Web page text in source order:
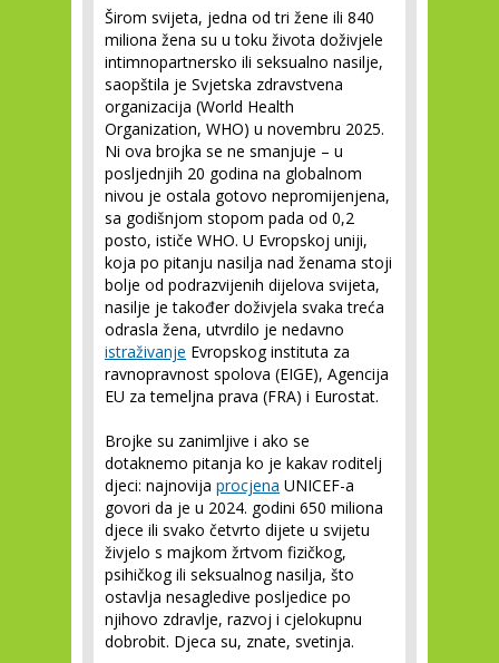
Širom svijeta, jedna od tri žene ili 840
miliona žena su u toku života doživjele
intimnopartnersko ili seksualno nasilje,
saopštila je Svjetska zdravstvena
organizacija (World Health
Organization, WHO) u novembru 2025.
Ni ova brojka se ne smanjuje – u
posljednjih 20 godina na globalnom
nivou je ostala gotovo nepromijenjena,
sa godišnjom stopom pada od 0,2
posto, ističe WHO. U Evropskoj uniji,
koja po pitanju nasilja nad ženama stoji
bolje od podrazvijenih dijelova svijeta,
nasilje je također doživjela svaka treća
odrasla žena, utvrdilo je nedavno
istraživanje Evropskog instituta za
ravnopravnost spolova (EIGE), Agencija
EU za temeljna prava (FRA) i Eurostat.
Brojke su zanimljive i ako se
dotaknemo pitanja ko je kakav roditelj
djeci: najnovija procjena UNICEF-a
govori da je u 2024. godini 650 miliona
djece ili svako četvrto dijete u svijetu
živjelo s majkom žrtvom fizičkog,
psihičkog ili seksualnog nasilja, što
ostavlja nesagledive posljedice po
njihovo zdravlje, razvoj i cjelokupnu
dobrobit. Djeca su, znate, svetinja.